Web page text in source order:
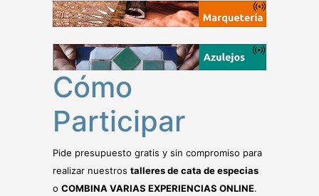
Cómo
Participar
Pide presupuesto gratis y sin compromiso para
realizar nuestros talleres de cata de especias
o COMBINA VARIAS EXPERIENCIAS ONLINE.